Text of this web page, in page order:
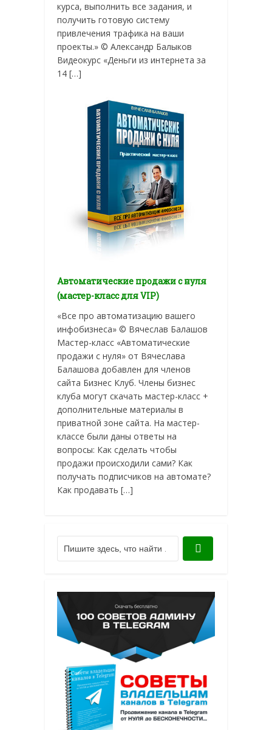
курса, выполнить все задания, и
получить готовую систему
привлечения трафика на ваши
проекты.» © Александр Балыков
Видеокурс «Деньги из интернета за
14 […]
Автоматические продажи с нуля
(мастер-класс для VIP)
«Все про автоматизацию вашего
инфобизнеса» © Вячеслав Балашов
Мастер-класс «Автоматические
продажи с нуля» от Вячеслава
Балашова добавлен для членов
сайта Бизнес Клуб. Члены бизнес
клуба могут скачать мастер-класс +
дополнительные материалы в
приватной зоне сайта. На мастер-
классе были даны ответы на
вопросы: Как сделать чтобы
продажи происходили сами? Как
получать подписчиков на автомате?
Как продавать […]